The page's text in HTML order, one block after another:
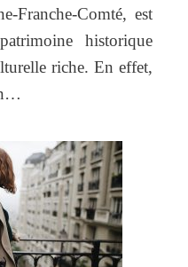
Franche-Comté, est
historique
riche. En effet,